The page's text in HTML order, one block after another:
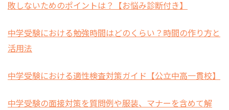
敗しないためのポイントは？【お悩み診断付き】
中学受験における勉強時間はどのくらい？時間の作り方と
活用法
中学受験における適性検査対策ガイド【公立中高一貫校】
中学受験の面接対策を質問例や服装、マナーを含めて解